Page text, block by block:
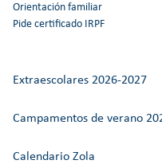
Orientación familiar
Pide certificado IRPF
Extraescolares 2026-2027
Campamentos de verano
Calendario Zola